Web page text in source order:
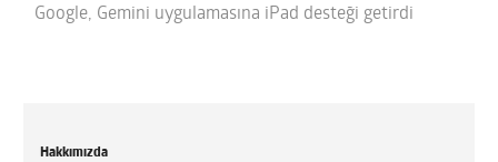
Google, Gemini uygulamasına iPad desteği getirdi
Hakkımızda